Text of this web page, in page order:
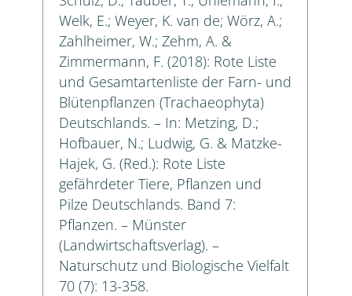
Welk, E.; Weyer, K. van de; Wörz, A.;
Zahlheimer, W.; Zehm, A. &
Zimmermann, F. (2018): Rote Liste
und Gesamtartenliste der Farn- und
Blütenpflanzen (Trachaeophyta)
Deutschlands. – In: Metzing, D.;
Hofbauer, N.; Ludwig, G. & Matzke-
Hajek, G. (Red.): Rote Liste
gefährdeter Tiere, Pflanzen und
Pilze Deutschlands. Band 7:
Pflanzen. – Münster
(Landwirtschaftsverlag). –
Naturschutz und Biologische Vielfalt
70 (7): 13-358.